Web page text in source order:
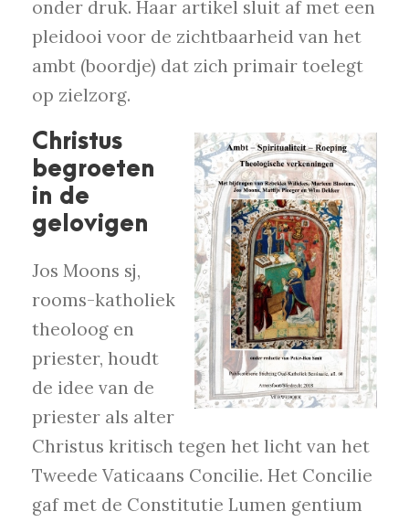
onder druk. Haar artikel sluit af met een
pleidooi voor de zichtbaarheid van het
ambt (boordje) dat zich primair toelegt
op zielzorg.
Christus
begroeten
in de
gelovigen
Jos Moons sj,
rooms-katholiek
theoloog en
priester, houdt
de idee van de
priester als alter
Christus kritisch tegen het licht van het
Tweede Vaticaans Concilie. Het Concilie
gaf met de Constitutie Lumen gentium